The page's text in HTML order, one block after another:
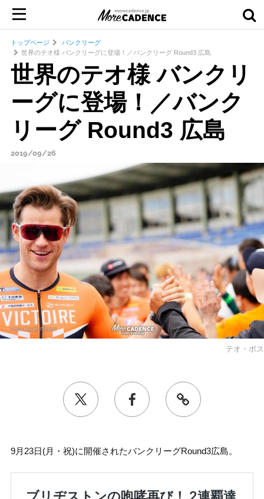
トップページ
バンクリーグ
世界のテオ様 バンクリーグに登場！／バンクリーグ Round3 広島
世界のテオ様 バンクリ
ーグに登場！／バンク
リーグ Round3 広島
2019/09/26
テオ・ボス
9月23日(月・祝)に開催されたバンクリーグRound3広島。